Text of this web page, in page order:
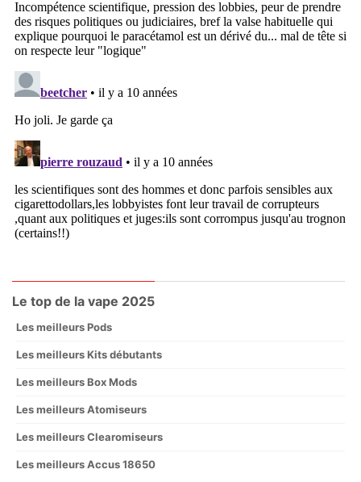
Le top de la vape 2025
Les meilleurs Pods
Les meilleurs Kits débutants
Les meilleurs Box Mods
Les meilleurs Atomiseurs
Les meilleurs Clearomiseurs
Les meilleurs Accus 18650